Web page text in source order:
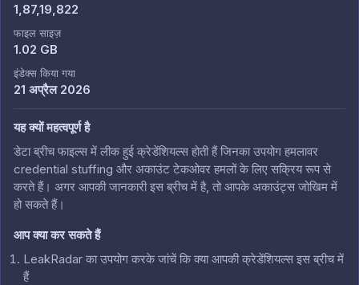
1,87,19,822
फाइल साइज़
1.02 GB
इंडेक्स किया गया
21 अप्रैल 2026
यह क्यों महत्वपूर्ण है
डेटा ब्रीच फाइल्स में लीक हुई क्रेडेंशियल्स होती हैं जिनका उपयोग हमलावर
credential stuffing और अकाउंट टेकओवर हमलों के लिए सक्रिय रूप से
करते हैं। अगर आपकी जानकारी इस ब्रीच में है, तो आपके अकाउंट्स जोखिम में
हो सकते हैं।
आप क्या कर सकते हैं
LeakRadar का उपयोग करके जांचें कि क्या आपकी क्रेडेंशियल्स इस ब्रीच में
हैं